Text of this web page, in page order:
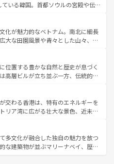
多彩な魅力を存分に味わいつくそ
る。また、奥深い台湾の食文化も魅
イーツなど、バラエティ豊かな料理
なお、新着の台湾情報は コンテンツ一覧を参
いる韓国。首都ソウルの宮殿や伝統
ば四季折々の自然美を楽しむことが
チや焼肉、絶品のストリートフード
料理が待っている。夜には、韓国な
、韓国の多彩な魅力を心ゆくまで味
わってみてほしい。 なお、新着の韓国情報はコンテンツ一
化が魅力的なベトナム。南北に細長
大な田園風景や青々とした山々、世
が息づく。ハノイの古い町並みやホ
統治時代の建物も、独特の雰囲気を
、バラエティの豊かさとおいしさで
ミー、ベトナムコーヒーなどは、ぜ
どの地域を訪れてもあたたかい人々
るので、きっと忘れられない旅にな
位置する豊かな自然と歴史が息づく
高層ビルが立ち並ぶ一方、伝統的な
。北部ではチェンマイなどの山岳地
南部ではプーケットやクラビの美し
分を楽しむことができる。タイ料理
温暖で、どの季節にも異なる楽しみ
やすいタイの人々、仏教を中心とし
観光資源が、訪れる旅人を魅了し続
交わる香港は、特有のエネルギーを
リア湾に広がる壮大な景色、近未来
動するはず。観光スポットが密集し
ころを回れるのも魅力。息をのむよ
体験まで、香港を存分に楽しみ尽く
多文化が融合した独自の魅力を放つ
な建築物が並ぶマリーナベイ、歴史